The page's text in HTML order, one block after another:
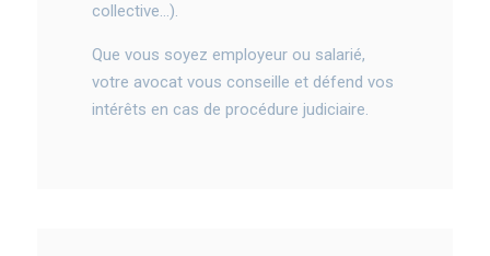
collective…).
Que vous soyez employeur ou salarié,
votre avocat vous conseille et défend vos
intérêts en cas de procédure judiciaire.